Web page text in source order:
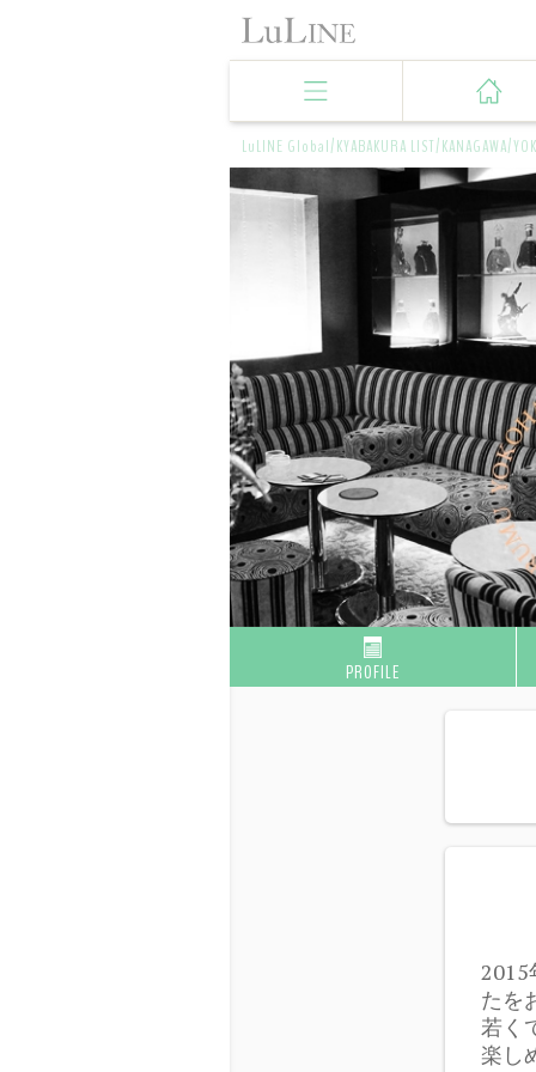
LuLINE Global/KYABAKURA LIST/KANAGAWA/
PROFILE
2015
たを
若く
楽し